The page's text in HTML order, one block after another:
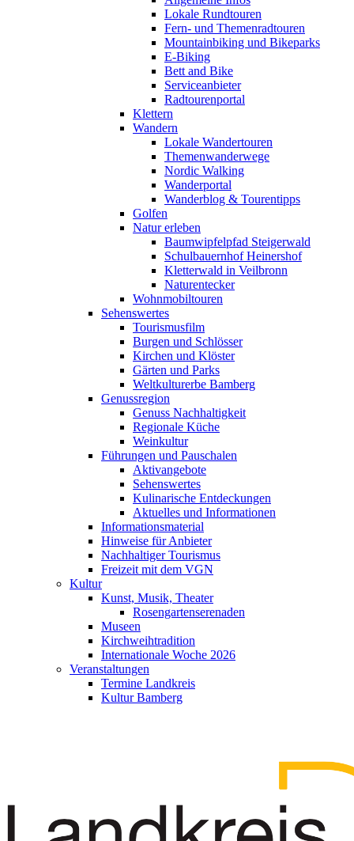
Lokale Rundtouren
Fern- und Themenradtouren
Mountainbiking und Bikeparks
E-Biking
Bett and Bike
Serviceanbieter
Radtourenportal
Klettern
Wandern
Lokale Wandertouren
Themenwanderwege
Nordic Walking
Wanderportal
Wanderblog & Tourentipps
Golfen
Natur erleben
Baumwipfelpfad Steigerwald
Schulbauernhof Heinershof
Kletterwald in Veilbronn
Naturentecker
Wohnmobiltouren
Sehenswertes
Tourismusfilm
Burgen und Schlösser
Kirchen und Klöster
Gärten und Parks
Weltkulturerbe Bamberg
Genussregion
Genuss Nachhaltigkeit
Regionale Küche
Weinkultur
Führungen und Pauschalen
Aktivangebote
Sehenswertes
Kulinarische Entdeckungen
Aktuelles und Informationen
Informationsmaterial
Hinweise für Anbieter
Nachhaltiger Tourismus
Freizeit mit dem VGN
Kultur
Kunst, Musik, Theater
Rosengartenserenaden
Museen
Kirchweihtradition
Internationale Woche 2026
Veranstaltungen
Termine Landkreis
Kultur Bamberg